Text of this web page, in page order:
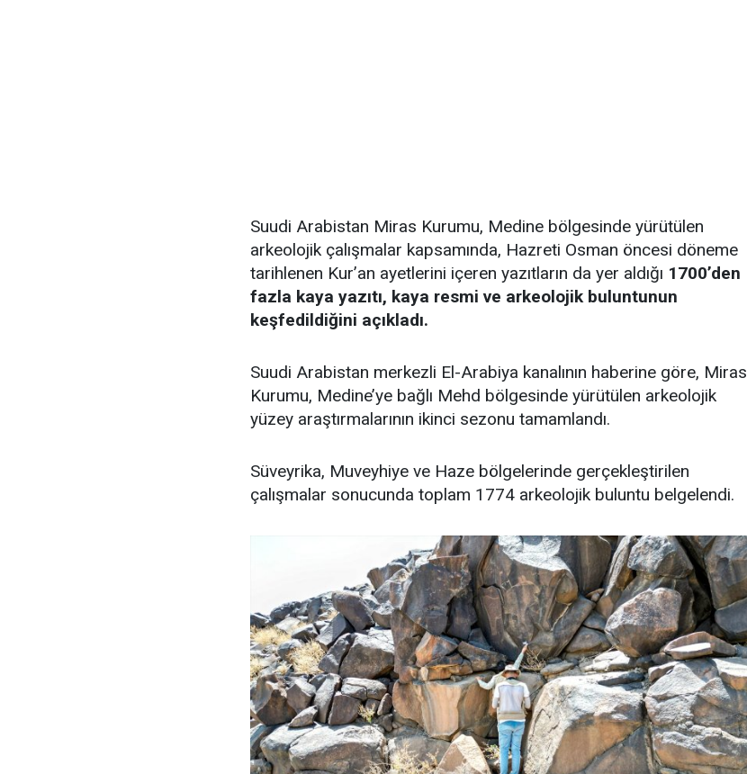
Suudi Arabistan Miras Kurumu, Medine bölgesinde yürütülen
arkeolojik çalışmalar kapsamında, Hazreti Osman öncesi döneme
tarihlenen Kur’an ayetlerini içeren yazıtların da yer aldığı 1700’den
fazla kaya yazıtı, kaya resmi ve arkeolojik buluntunun
keşfedildiğini açıkladı.
Suudi Arabistan merkezli El-Arabiya kanalının haberine göre, Miras
Kurumu, Medine’ye bağlı Mehd bölgesinde yürütülen arkeolojik
yüzey araştırmalarının ikinci sezonu tamamlandı.
Süveyrika, Muveyhiye ve Haze bölgelerinde gerçekleştirilen
çalışmalar sonucunda toplam 1774 arkeolojik buluntu belgelendi.